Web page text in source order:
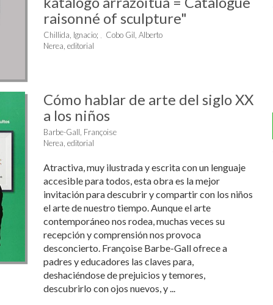
raisonné of sculpture"
Chillida, Ignacio;
Cobo Gil, Alberto
Nerea, editorial
Cómo hablar de arte del siglo XX
a los niños
Barbe-Gall, Françoise
Nerea, editorial
Atractiva, muy ilustrada y escrita con un lenguaje
accesible para todos, esta obra es la mejor
invitación para descubrir y compartir con los niños
el arte de nuestro tiempo. Aunque el arte
contemporáneo nos rodea, muchas veces su
recepción y comprensión nos provoca
desconcierto. Françoise Barbe-Gall ofrece a
padres y educadores las claves para,
deshaciéndose de prejuicios y temores,
descubrirlo con ojos nuevos, y ...